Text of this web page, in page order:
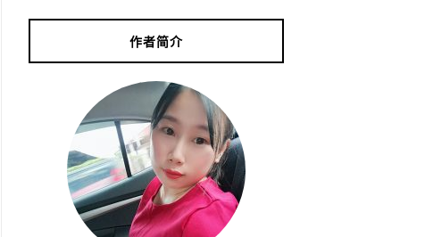
作者简介